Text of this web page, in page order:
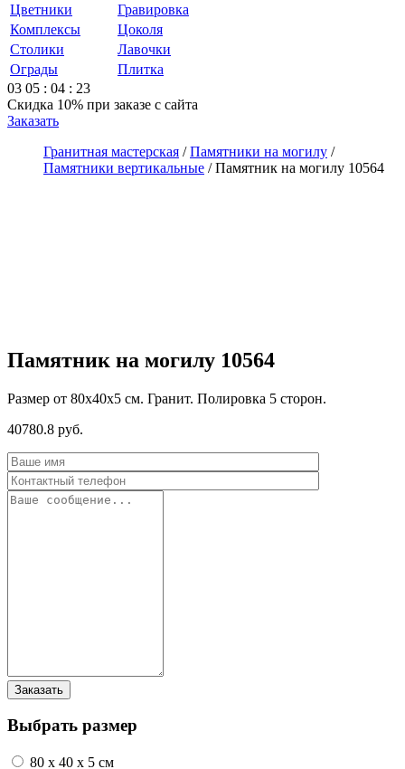
Цветники
Гравировка
Комплексы
Цоколя
Столики
Лавочки
Ограды
Плитка
03 05 : 04 : 23
Скидка 10% при заказе с сайта
Заказать
Гранитная мастерская /Памятники на могилу /
Памятники вертикальные /Памятник на могилу 10564
Памятник на могилу 10564
Размер от 80х40х5 см. Гранит. Полировка 5 сторон.
40780.8 руб.
Выбрать размер
80 x 40 x 5 см